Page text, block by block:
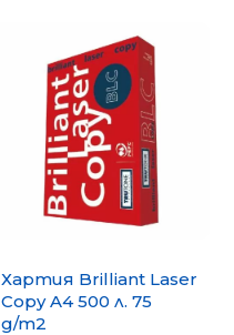
Хартия Brilliant Laser
Copy A4 500 л. 75
g/m2